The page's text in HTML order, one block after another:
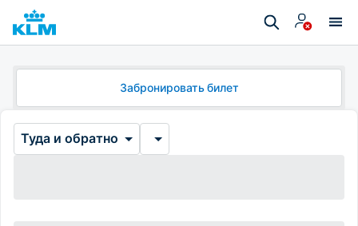
Забронировать билет
Туда и обратно